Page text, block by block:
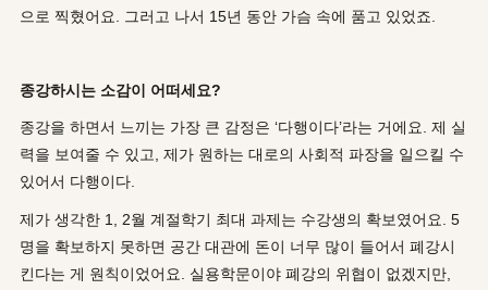
으로 찍혔어요. 그러고 나서 15년 동안 가슴 속에 품고 있었죠.
종강하시는 소감이 어떠세요?
종강을 하면서 느끼는 가장 큰 감정은 ‘다행이다’라는 거에요. 제 실
력을 보여줄 수 있고, 제가 원하는 대로의 사회적 파장을 일으킬 수
있어서 다행이다.
제가 생각한 1, 2월 계절학기 최대 과제는 수강생의 확보였어요. 5
명을 확보하지 못하면 공간 대관에 돈이 너무 많이 들어서 폐강시
킨다는 게 원칙이었어요. 실용학문이야 폐강의 위협이 없겠지만,